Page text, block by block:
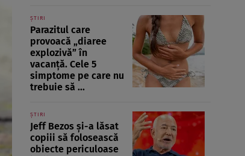
ȘTIRI
Parazitul care
provoacă „diaree
explozivă” în
vacanță. Cele 5
simptome pe care nu
trebuie să ...
ȘTIRI
Jeff Bezos și-a lăsat
copiii să folosească
obiecte periculoase